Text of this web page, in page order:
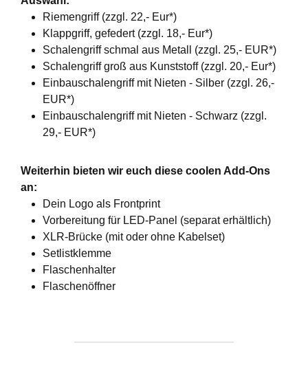
Riemengriff (zzgl. 22,- Eur*)
Klappgriff, gefedert (zzgl. 18,- Eur*)
Schalengriff schmal aus Metall (zzgl. 25,- EUR*)
Schalengriff groß aus Kunststoff (zzgl. 20,- Eur*)
Einbauschalengriff mit Nieten - Silber (zzgl. 26,-
EUR*)
Einbauschalengriff mit Nieten - Schwarz (zzgl.
29,- EUR*)
Weiterhin bieten wir euch diese coolen Add-Ons
an:
Dein Logo als Frontprint
Vorbereitung für LED-Panel (separat erhältlich)
XLR-Brücke (mit oder ohne Kabelset)
Setlistklemme
Flaschenhalter
Flaschenöffner